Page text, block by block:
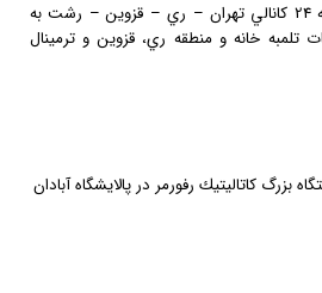
راه اندازي شبكه 24 كانالي تهران – ري – قزوين – رشت به
تلمبه خانه و منطقه ري، قزوين و ترمينال
بزرگ كاتاليتيك رفورمر در پالايشگاه آبادان